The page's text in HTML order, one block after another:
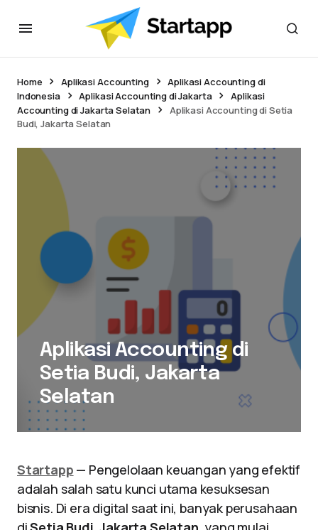
Home Aplikasi Accounting
Aplikasi Accounting di
Indonesia
Aplikasi Accounting di Jakarta
Aplikasi
Accounting di Jakarta Selatan
Aplikasi Accounting di Setia
Budi, Jakarta Selatan
Aplikasi Accounting di
Setia Budi, Jakarta
Selatan
Startapp — Pengelolaan keuangan yang efektif
adalah salah satu kunci utama kesuksesan
bisnis. Di era digital saat ini, banyak perusahaan